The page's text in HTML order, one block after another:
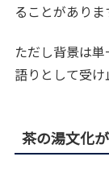
ることがありま
ただし背景は
語りとして受け
茶の湯文化